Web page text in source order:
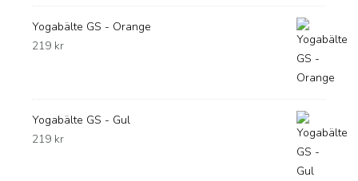
Yogabälte GS - Orange
219 kr
Yogabälte GS - Gul
219 kr